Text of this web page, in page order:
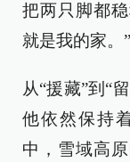
把两只脚都
就是我的家。”
从“援藏”到“
他依然保持
中，雪域高